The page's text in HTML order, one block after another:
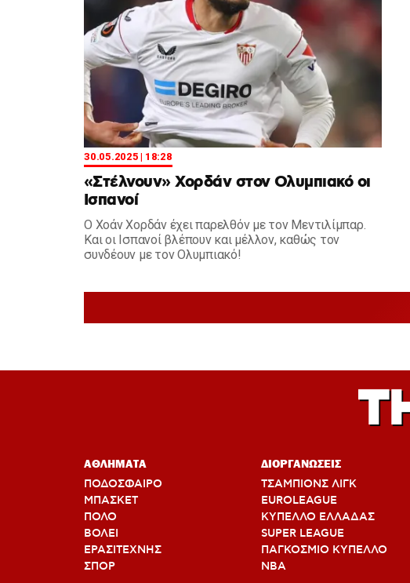
30.05.2025 | 18:28
«Στέλνουν» Χορδάν στον Ολυμπιακό οι
Ισπανοί
Ο Χοάν Χορδάν έχει παρελθόν με τον Μεντιλίμπαρ.
Και οι Ισπανοί βλέπουν και μέλλον, καθώς τον
συνδέουν με τον Ολυμπιακό!
ΑΘΛΗΜΑΤΑ
ΠΟΔΟΣΦΑΙΡΟ
ΜΠΑΣΚΕΤ
ΠΟΛΟ
ΒΟΛΕΙ
ΕΡΑΣΙΤΕΧΝΗΣ
ΣΠΟΡ
ΔΙΟΡΓΑΝΩΣΕΙΣ
ΤΣΑΜΠΙΟΝΣ ΛΙΓΚ
EUROLEAGUE
ΚΥΠΕΛΛΟ ΕΛΛΑΔΑΣ
SUPER LEAGUE
ΠΑΓΚΟΣΜΙΟ ΚΥΠΕΛΛΟ
ΝΒΑ